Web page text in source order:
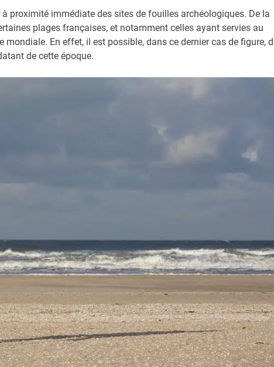
proximité immédiate des sites de fouilles archéologiques. De la
plages françaises, et notamment celles ayant servies au
En effet, il est possible, dans ce dernier cas de figure,
de cette époque.